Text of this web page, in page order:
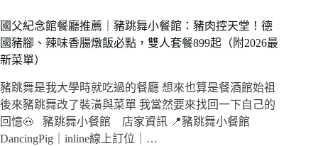
國父紀念館餐廳推薦｜豬跳舞小餐館：豬肉控天堂！德
國豬腳、辣味香腸燉飯必點，雙人套餐899起（附2026最
新菜單）
豬跳舞是我大學時就吃過的餐廳 想來也算是餐酒館始祖
後來豬跳舞改了裝潢與菜單 我當然要來找回一下自己的
回憶🐽 豬跳舞小餐館 店家資訊 📍豬跳舞小餐館
DancingPig｜inline線上訂位｜…